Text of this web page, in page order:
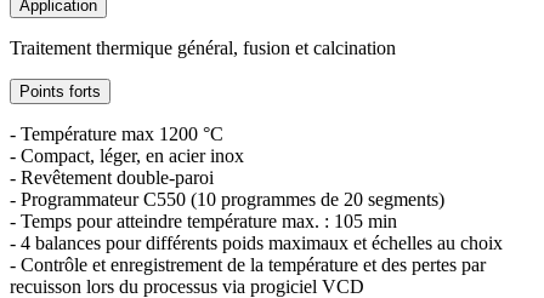
Application
Traitement thermique général, fusion et calcination
Points forts
- Température max 1200 °C
- Compact, léger, en acier inox
- Revêtement double-paroi
- Programmateur C550 (10 programmes de 20 segments)
- Temps pour atteindre température max. : 105 min
- 4 balances pour différents poids maximaux et échelles au choix
- Contrôle et enregistrement de la température et des pertes par
recuisson lors du processus via progiciel VCD